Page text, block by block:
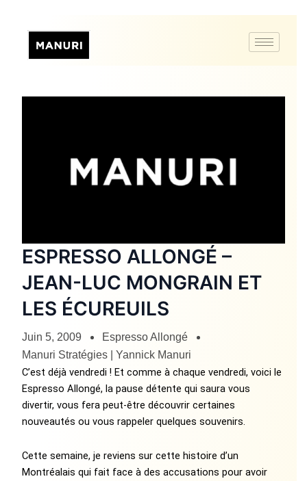
ESPRESSO ALLONGÉ –
JEAN-LUC MONGRAIN ET
LES ÉCUREUILS
Juin 5, 2009
Espresso Allongé
Manuri Stratégies | Yannick Manuri
C’est déjà vendredi ! Et comme à chaque vendredi, voici le
Espresso Allongé, la pause détente qui saura vous
divertir, vous fera peut-être découvrir certaines
nouveautés ou vous rappeler quelques souvenirs.
Cette semaine, je reviens sur cette histoire d’un
Montréalais qui fait face à des accusations pour avoir